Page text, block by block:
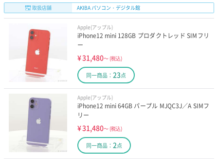
取扱店舗
AKIBA パソコン・デジタル館
Apple(アップル)
iPhone12 mini 128GB プロダクトレッド SIMフリ
ー
¥31,480～ (税込)
同一商品： 23点
Apple(アップル)
iPhone12 mini 64GB パープル MJQC3J／A SIMフ
リー
¥31,480～ (税込)
同一商品： 2点